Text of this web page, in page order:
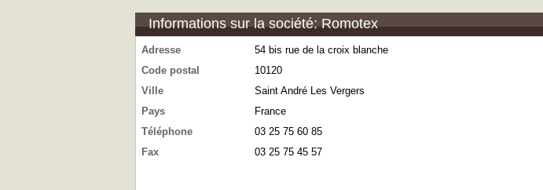
Informations sur la société: Romotex
Adresse
54 bis rue de la croix blanche
Code postal
10120
Ville
Saint André Les Vergers
Pays
France
Téléphone
03 25 75 60 85
Fax
03 25 75 45 57